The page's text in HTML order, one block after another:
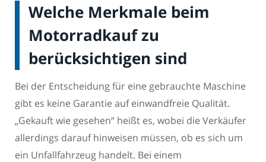
Welche Merkmale beim
Motorradkauf zu
berücksichtigen sind
Bei der Entscheidung für eine gebrauchte Maschine
gibt es keine Garantie auf einwandfreie Qualität.
„Gekauft wie gesehen“ heißt es, wobei die Verkäufer
allerdings darauf hinweisen müssen, ob es sich um
ein Unfallfahrzeug handelt. Bei einem